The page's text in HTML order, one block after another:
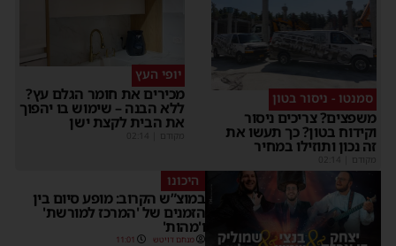
סמנטו - ניסור בטון
משפצים? צריכים ניסור
וקידוח בטון? כך תעשו את
זה נכון ותוזילו במחיר
יופי העץ
מכירים את חומר הגלם עץ?
ללא הבנה – שימוש בו יהפוך
את הבית לקצת ישן
היכונו
במוצ”ש הקרוב: מופע סיום בין
הזמנים של 'המרכז למורשת'
ו'מהות'
מנחם דויטש 11:01